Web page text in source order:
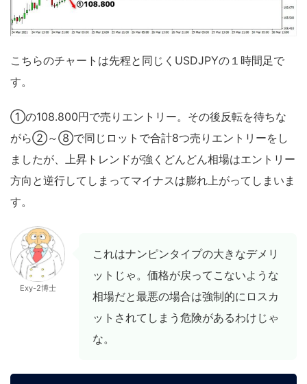
こちらのチャートは先程と同じくUSDJPYの１時間足で
す。
①の108.800円で売りエントリー。その後反転を待ちな
がら②～⑧で同じロットで合計8つ売りエントリーをし
ましたが、上昇トレンドが強くどんどん相場はエントリー
方向と逆行してしまってマイナスは膨れ上がってしまいま
す。
Exy-2博士
これはナンピンタイプの大きなデメリ
ットじゃ。価格が戻ってこないような
相場だと最悪の場合は強制的にロスカ
ットされてしまう危険があるわけじゃ
な。